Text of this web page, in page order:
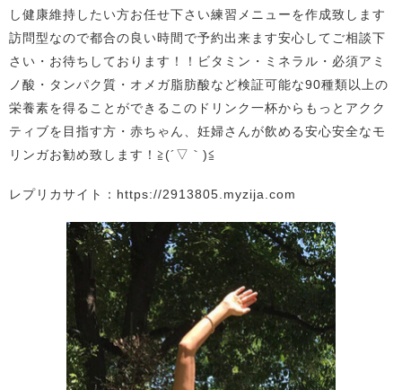
し健康維持したい方お任せ下さい練習メニューを作成致します
訪問型なので都合の良い時間で予約出来ます安心してご相談下
さい・お待ちしております！！ビタミン・ミネラル・必須アミ
ノ酸・タンパク質・オメガ脂肪酸など検証可能な90種類以上の
栄養素を得ることができるこのドリンク一杯からもっとアクク
ティブを目指す方・赤ちゃん、妊婦さんが飲める安心安全なモ
リンガお勧め致します！≧(´▽｀)≦
レプリカサイト：https://2913805.myzija.com